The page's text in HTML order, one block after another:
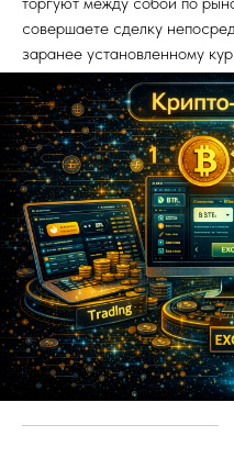
совершаете сделку
заранее установленному